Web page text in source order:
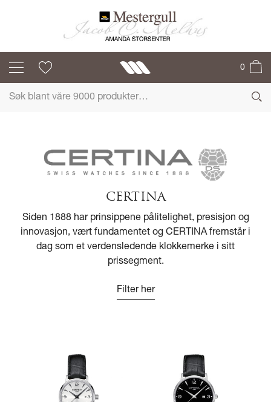
0
CERTINA
Siden 1888 har prinsippene pålitelighet, presisjon og
innovasjon, vært fundamentet og CERTINA fremstår i
dag som et verdensledende klokkemerke i sitt
prissegment.
Filter her